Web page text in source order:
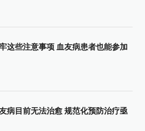
这些注意事项 血友病患者也能参加
病目前无法治愈 规范化预防治疗亟